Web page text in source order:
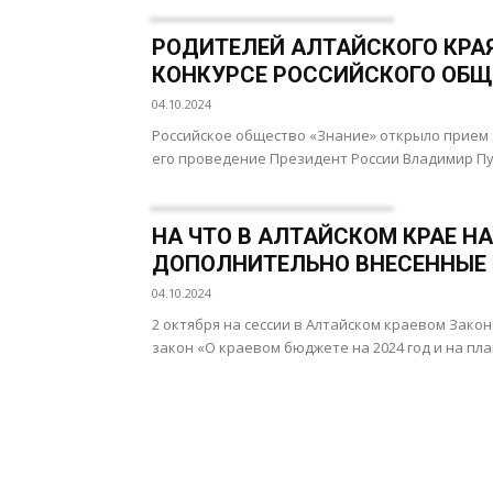
РОДИТЕЛЕЙ АЛТАЙСКОГО
КОНКУРСЕ РОССИЙСКОГО
04.10.2024
Российское общество «Знание» открыло
его проведение Президент России Владимир
НА ЧТО В АЛТАЙСКОМ КРАЕ
ДОПОЛНИТЕЛЬНО
04.10.2024
2 октября на сессии в Алтайском краевом
закон «О краевом бюджете на 2024 год и на